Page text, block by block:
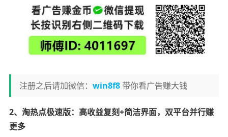
注册之后请加微信： win8f8带你看广告赚大钱
2、淘热点极速版：高收益复刻+简洁界面，双平台并行赚
更多